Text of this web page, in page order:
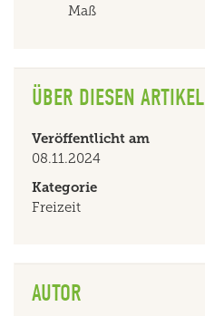
Maß
ÜBER DIESEN ARTIKEL
Veröffentlicht am
08.11.2024
Kategorie
Freizeit
AUTOR